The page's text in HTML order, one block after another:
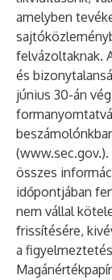
amelyben
felvázoltaknak.
és
június 30-án
(www.sec.gov
összes
időpontjában
nem vállal
frissítésére,
a